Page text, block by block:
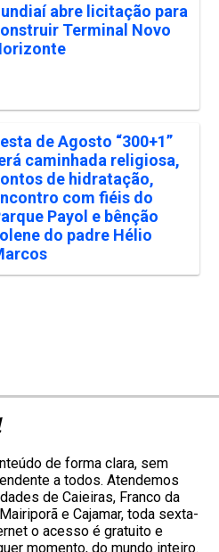
abre licitação para
Terminal Novo
de Agosto “300+1”
caminhada religiosa,
de hidratação,
com fiéis do
Payol e bênção
do padre Hélio
de forma clara, sem
a todos. Atendemos
de Caieiras, Franco da
e Cajamar, toda sexta-
o acesso é gratuito e
momento, do mundo inteiro.